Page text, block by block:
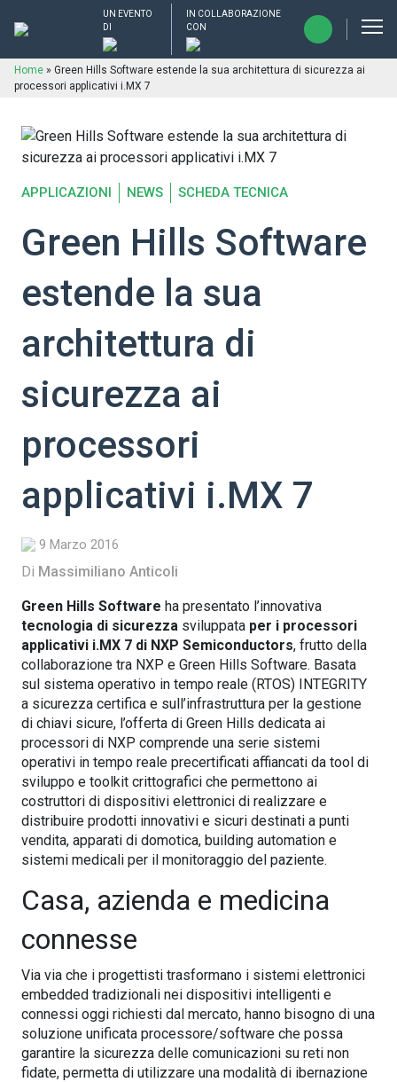
UN EVENTO
DI
IN COLLABORAZIONE
CON
Home » Green Hills Software estende la sua architettura di sicurezza ai
processori applicativi i.MX 7
APPLICAZIONI NEWS SCHEDA TECNICA
Green Hills Software
estende la sua
architettura di
sicurezza ai
processori
applicativi i.MX 7
9 Marzo 2016
Di Massimiliano Anticoli
Green Hills Software ha presentato l’innovativa
tecnologia di sicurezza sviluppata per i processori
applicativi i.MX 7 di NXP Semiconductors, frutto della
collaborazione tra NXP e Green Hills Software. Basata
sul sistema operativo in tempo reale (RTOS) INTEGRITY
a sicurezza certifica e sull’infrastruttura per la gestione
di chiavi sicure, l’offerta di Green Hills dedicata ai
processori di NXP comprende una serie sistemi
operativi in tempo reale precertificati affiancati da tool di
sviluppo e toolkit crittografici che permettono ai
costruttori di dispositivi elettronici di realizzare e
distribuire prodotti innovativi e sicuri destinati a punti
vendita, apparati di domotica, building automation e
sistemi medicali per il monitoraggio del paziente.
Casa, azienda e medicina
connesse
Via via che i progettisti trasformano i sistemi elettronici
embedded tradizionali nei dispositivi intelligenti e
connessi oggi richiesti dal mercato, hanno bisogno di una
soluzione unificata processore/software che possa
garantire la sicurezza delle comunicazioni su reti non
fidate, permetta di utilizzare una modalità di ibernazione